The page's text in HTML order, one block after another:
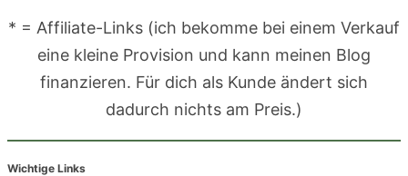
* = Affiliate-Links (ich bekomme bei einem Verkauf
eine kleine Provision und kann meinen Blog
finanzieren. Für dich als Kunde ändert sich
dadurch nichts am Preis.)
Wichtige Links